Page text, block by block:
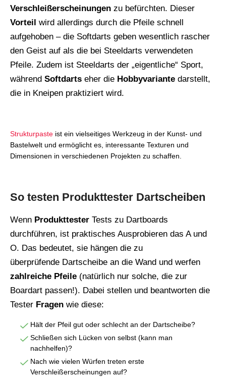
Verschleißerscheinungen zu befürchten. Dieser
Vorteil wird allerdings durch die Pfeile schnell
aufgehoben – die Softdarts geben wesentlich rascher
den Geist auf als die bei Steeldarts verwendeten
Pfeile. Zudem ist Steeldarts der „eigentliche“ Sport,
während Softdarts eher die Hobbyvariante darstellt,
die in Kneipen praktiziert wird.
Strukturpaste ist ein vielseitiges Werkzeug in der Kunst- und
Bastelwelt und ermöglicht es, interessante Texturen und
Dimensionen in verschiedenen Projekten zu schaffen.
So testen Produkttester Dartscheiben
Wenn Produkttester Tests zu Dartboards
durchführen, ist praktisches Ausprobieren das A und
O. Das bedeutet, sie hängen die zu
überprüfende Dartscheibe an die Wand und werfen
zahlreiche Pfeile (natürlich nur solche, die zur
Boardart passen!). Dabei stellen und beantworten die
Tester Fragen wie diese:
Hält der Pfeil gut oder schlecht an der Dartscheibe?
Schließen sich Lücken von selbst (kann man
nachhelfen)?
Nach wie vielen Würfen treten erste
Verschleißerscheinungen auf?